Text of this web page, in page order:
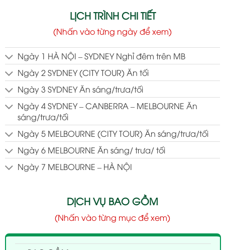
LỊCH TRÌNH CHI TIẾT
(Nhấn vào từng ngày để xem)
Ngày 1 HÀ NỘI – SYDNEY Nghỉ đêm trên MB
Ngày 2 SYDNEY (CITY TOUR) Ăn tối
Ngày 3 SYDNEY Ăn sáng/trưa/tối
Ngày 4 SYDNEY – CANBERRA – MELBOURNE Ăn
sáng/trưa/tối
Ngày 5 MELBOURNE (CITY TOUR) Ăn sáng/trưa/tối
Ngày 6 MELBOURNE Ăn sáng/ trưa/ tối
Ngày 7 MELBOURNE – HÀ NỘI
DỊCH VỤ BAO GỒM
(Nhấn vào từng mục để xem)